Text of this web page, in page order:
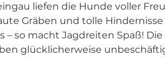
liefen die Hunde voller
Gräben und tolle Hindernisse
so macht Jagdreiten Spaß!
glücklicherweise